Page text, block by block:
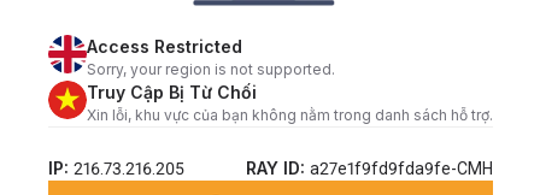
Access Restricted
Sorry, your region is not supported.
Truy Cập Bị Từ Chối
Xin lỗi, khu vực của bạn không nằm trong danh sách hỗ trợ.
IP: 216.73.216.205 RAY ID: a27e1f9fd9fda9fe-CMH